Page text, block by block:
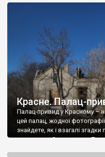
Красне. Палац-
Палац-привид у Красному –
цей палац, жодної
знайдете, як і взагалі
мешканець Самгородка.